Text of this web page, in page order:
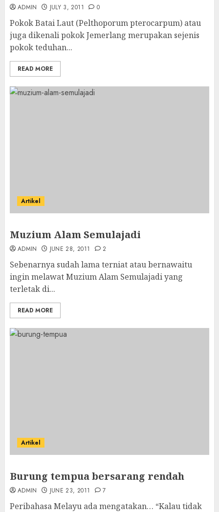
ADMIN JULY 3, 2011 0
Pokok Batai Laut (Pelthoporum pterocarpum) atau
juga dikenali pokok Jemerlang merupakan sejenis
pokok teduhan...
READ MORE
Artikel
Muzium Alam Semulajadi
ADMIN JUNE 28, 2011 2
Sebenarnya sudah lama terniat atau bernawaitu
ingin melawat Muzium Alam Semulajadi yang
terletak di...
READ MORE
Artikel
Burung tempua bersarang rendah
ADMIN JUNE 23, 2011 7
Peribahasa Melayu ada mengatakan… “Kalau tidak